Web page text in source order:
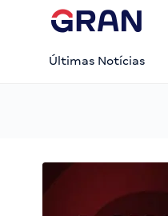
Últimas Notícias